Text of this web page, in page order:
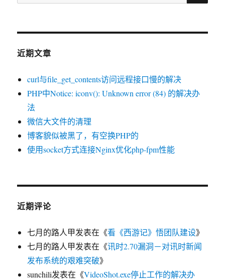
索：
近期文章
curl与file_get_contents访问远程接口慢的解决
PHP中Notice: iconv(): Unknown error (84) 的解决办
法
微信大文件的清理
博客貌似被黑了，有空换PHP的
使用socket方式连接Nginx优化php-fpm性能
近期评论
七月的路人甲发表在《看《西游记》悟团队建设》
七月的路人甲发表在《讯时2.70漏洞－对讯时新闻
发布系统的艰难突破》
sunchili发表在《VideoShot.exe停止工作的解决办